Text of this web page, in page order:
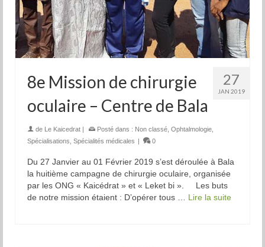
27
JAN 2019
8e Mission de chirurgie
oculaire – Centre de Bala
de Le Kaicedrat | Posté dans : Non classé Ophtalmologie
Spécialisations Spécialités médicales | 0
Du 27 Janvier au 01 Février 2019 s’est déroulée à Bala
la huitième campagne de chirurgie oculaire, organisée
par les ONG « Kaicédrat » et « Leket bi ». Les buts
de notre mission étaient : D’opérer tous … Lire la suite